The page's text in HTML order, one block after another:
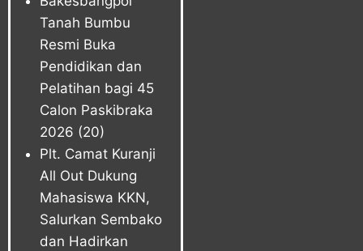
Tanah Bumbu
Resmi Buka
Pendidikan dan
Pelatihan bagi 45
Calon Paskibraka
2026 (20)
Plt. Camat Kuranji
All Out Dukung
Mahasiswa KKN,
Salurkan Sembako
dan Hadirkan